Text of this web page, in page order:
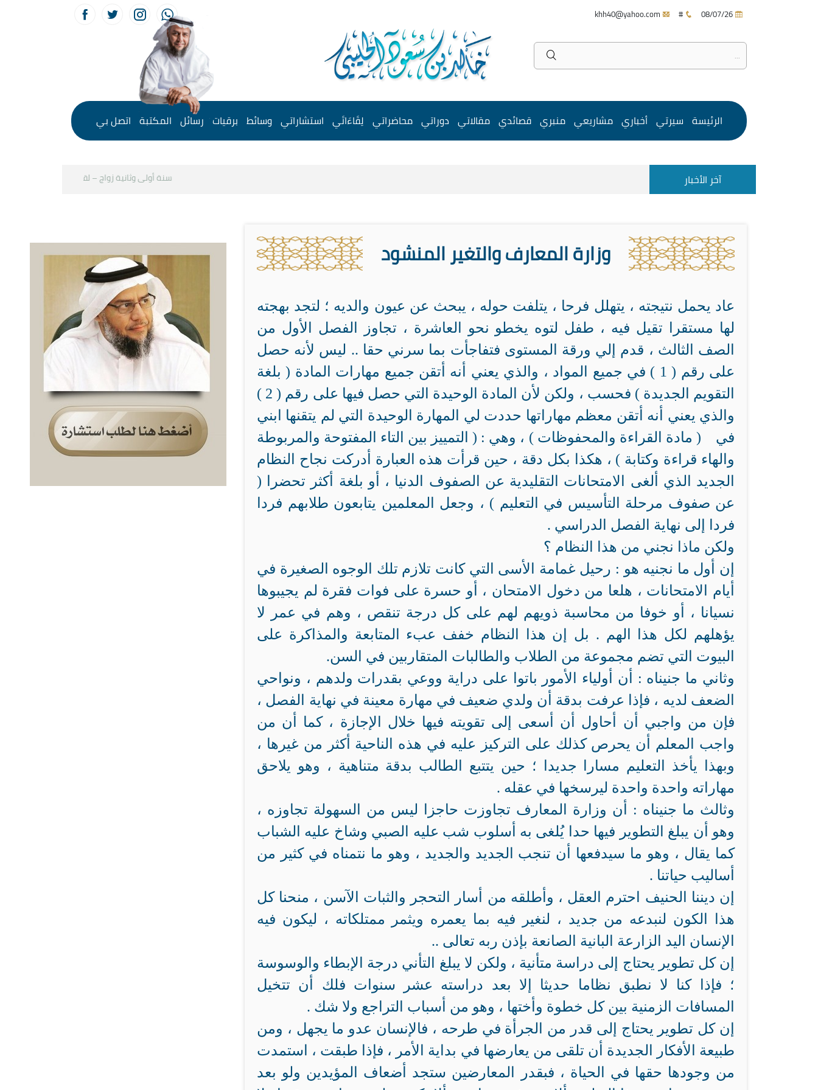
#
الرئيسة سيرتي أخباري مشاريعي منبري قصائدي مقالاتي دوراتي محاضراتي لِقَاءَاتَي استشاراتي وسائط برقيات رسائل المكتبة اتصل بي
آخر الأخبار سنة أولى وثانية زواج – لقاء مع د.خالد الحليبي
وزارة المعارف والتغير المنشود
عاد يحمل نتيجته ، يتهلل فرحا ، يتلفت حوله ، يبحث عن عيون والديه ؛ لتجد بهجته
لها مستقرا تقيل فيه ، طفل لتوه يخطو نحو العاشرة ، تجاوز الفصل الأول من
الصف الثالث ، قدم إلي ورقة المستوى فتفاجأت بما سرني حقا .. ليس لأنه حصل
على رقم ( 1 ) في جميع المواد ، والذي يعني أنه أتقن جميع مهارات المادة ( بلغة
التقويم الجديدة ) فحسب ، ولكن لأن المادة الوحيدة التي حصل فيها على رقم ( 2 )
والذي يعني أنه أتقن معظم مهاراتها حددت لي المهارة الوحيدة التي لم يتقنها ابني
في ( مادة القراءة والمحفوظات ) ، وهي : ( التمييز بين التاء المفتوحة والمربوطة
والهاء قراءة وكتابة ) ، هكذا بكل دقة ، حين قرأت هذه العبارة أدركت نجاح النظام
الجديد الذي ألغى الامتحانات التقليدية عن الصفوف الدنيا ، أو بلغة أكثر تحضرا (
عن صفوف مرحلة التأسيس في التعليم ) ، وجعل المعلمين يتابعون طلابهم فردا
فردا إلى نهاية الفصل الدراسي .
ولكن ماذا نجني من هذا النظام ؟
إن أول ما نجنيه هو : رحيل غمامة الأسى التي كانت تلازم تلك الوجوه الصغيرة في
أيام الامتحانات ، هلعا من دخول الامتحان ، أو حسرة على فوات فقرة لم يجيبوها
نسيانا ، أو خوفا من محاسبة ذويهم لهم على كل درجة تنقص ، وهم في عمر لا
يؤهلهم لكل هذا الهم . بل إن هذا النظام خفف عبء المتابعة والمذاكرة على
البيوت التي تضم مجموعة من الطلاب والطالبات المتقاربين في السن.
وثاني ما جنيناه : أن أولياء الأمور باتوا على دراية ووعي بقدرات ولدهم ، ونواحي
الضعف لديه ، فإذا عرفت بدقة أن ولدي ضعيف في مهارة معينة في نهاية الفصل ،
فإن من واجبي أن أحاول أن أسعى إلى تقويته فيها خلال الإجازة ، كما أن من
واجب المعلم أن يحرص كذلك على التركيز عليه في هذه الناحية أكثر من غيرها ،
وبهذا يأخذ التعليم مسارا جديدا ؛ حين يتتبع الطالب بدقة متناهية ، وهو يلاحق
مهاراته واحدة واحدة ليرسخها في عقله .
وثالث ما جنيناه : أن وزارة المعارف تجاوزت حاجزا ليس من السهولة تجاوزه ،
وهو أن يبلغ التطوير فيها حدا يُلغى به أسلوب شب عليه الصبي وشاخ عليه الشباب
كما يقال ، وهو ما سيدفعها أن تنجب الجديد والجديد ، وهو ما نتمناه في كثير من
أساليب حياتنا .
إن ديننا الحنيف احترم العقل ، وأطلقه من أسار التحجر والثبات الآسن ، منحنا كل
هذا الكون لنبدعه من جديد ، لنغير فيه بما يعمره ويثمر ممتلكاته ، ليكون فيه
الإنسان اليد الزارعة البانية الصانعة بإذن ربه تعالى ..
إن كل تطوير يحتاج إلى دراسة متأنية ، ولكن لا يبلغ التأني درجة الإبطاء والوسوسة
؛ فإذا كنا لا نطبق نظاما حديثا إلا بعد دراسته عشر سنوات فلك أن تتخيل
المسافات الزمنية بين كل خطوة وأختها ، وهو من أسباب التراجع ولا شك .
إن كل تطوير يحتاج إلى قدر من الجرأة في طرحه ، فالإنسان عدو ما يجهل ، ومن
طبيعة الأفكار الجديدة أن تلقى من يعارضها في بداية الأمر ، فإذا طبقت ، استمدت
من وجودها حقها في الحياة ، فبقدر المعارضين ستجد أضعاف المؤيدين ولو بعد